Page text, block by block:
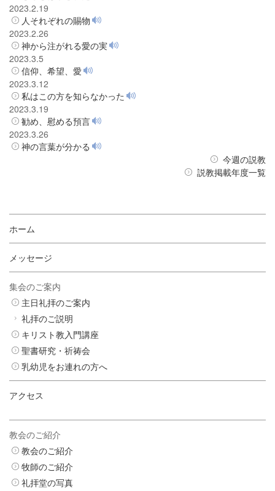
2023.2.19
人それぞれの賜物
2023.2.26
神から注がれる愛の実
2023.3.5
信仰、希望、愛
2023.3.12
私はこの方を知らなかった
2023.3.19
勧め、慰める預言
2023.3.26
神の言葉が分かる
今週の説教
説教掲載年度一覧
ホーム
メッセージ
集会のご案内
主日礼拝のご案内
礼拝のご説明
キリスト教入門講座
聖書研究・祈祷会
乳幼児をお連れの方へ
アクセス
教会のご紹介
教会のご紹介
牧師のご紹介
礼拝堂の写真